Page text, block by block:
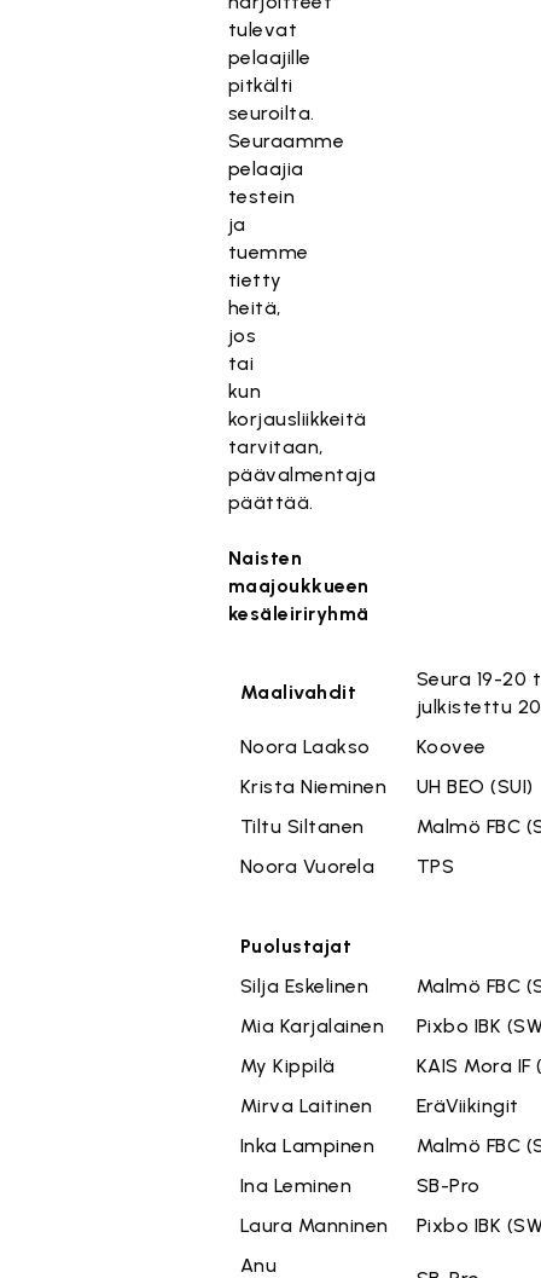
tulevat
pelaajille
pitkälti
seuroilta.
Seuraamme
pelaajia
testein
ja
tuemme
tietty
heitä,
jos
tai
kun
korjausliikkeitä
tarvitaan,
päävalmentaja
päättää.
Naisten
maajoukkueen
kesäleiriryhmä
Maalivahdit
Seura 19-20
julkistettu
Noora Laakso
Koovee
Krista Nieminen
UH BEO (SUI)
Tiltu Siltanen
Malmö FBC
Noora Vuorela
TPS
Puolustajat
Silja Eskelinen
Malmö FBC
Mia Karjalainen
Pixbo IBK
My Kippilä
KAIS Mora IF
Mirva Laitinen
EräViikingit
Inka Lampinen
Malmö FBC
Ina Leminen
SB-Pro
Laura Manninen
Pixbo IBK
Anu